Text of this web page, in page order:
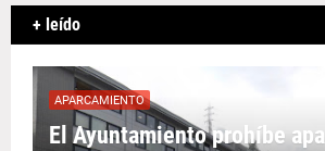
+ leído
APARCAMIENTO
El Ayuntamiento prohíbe